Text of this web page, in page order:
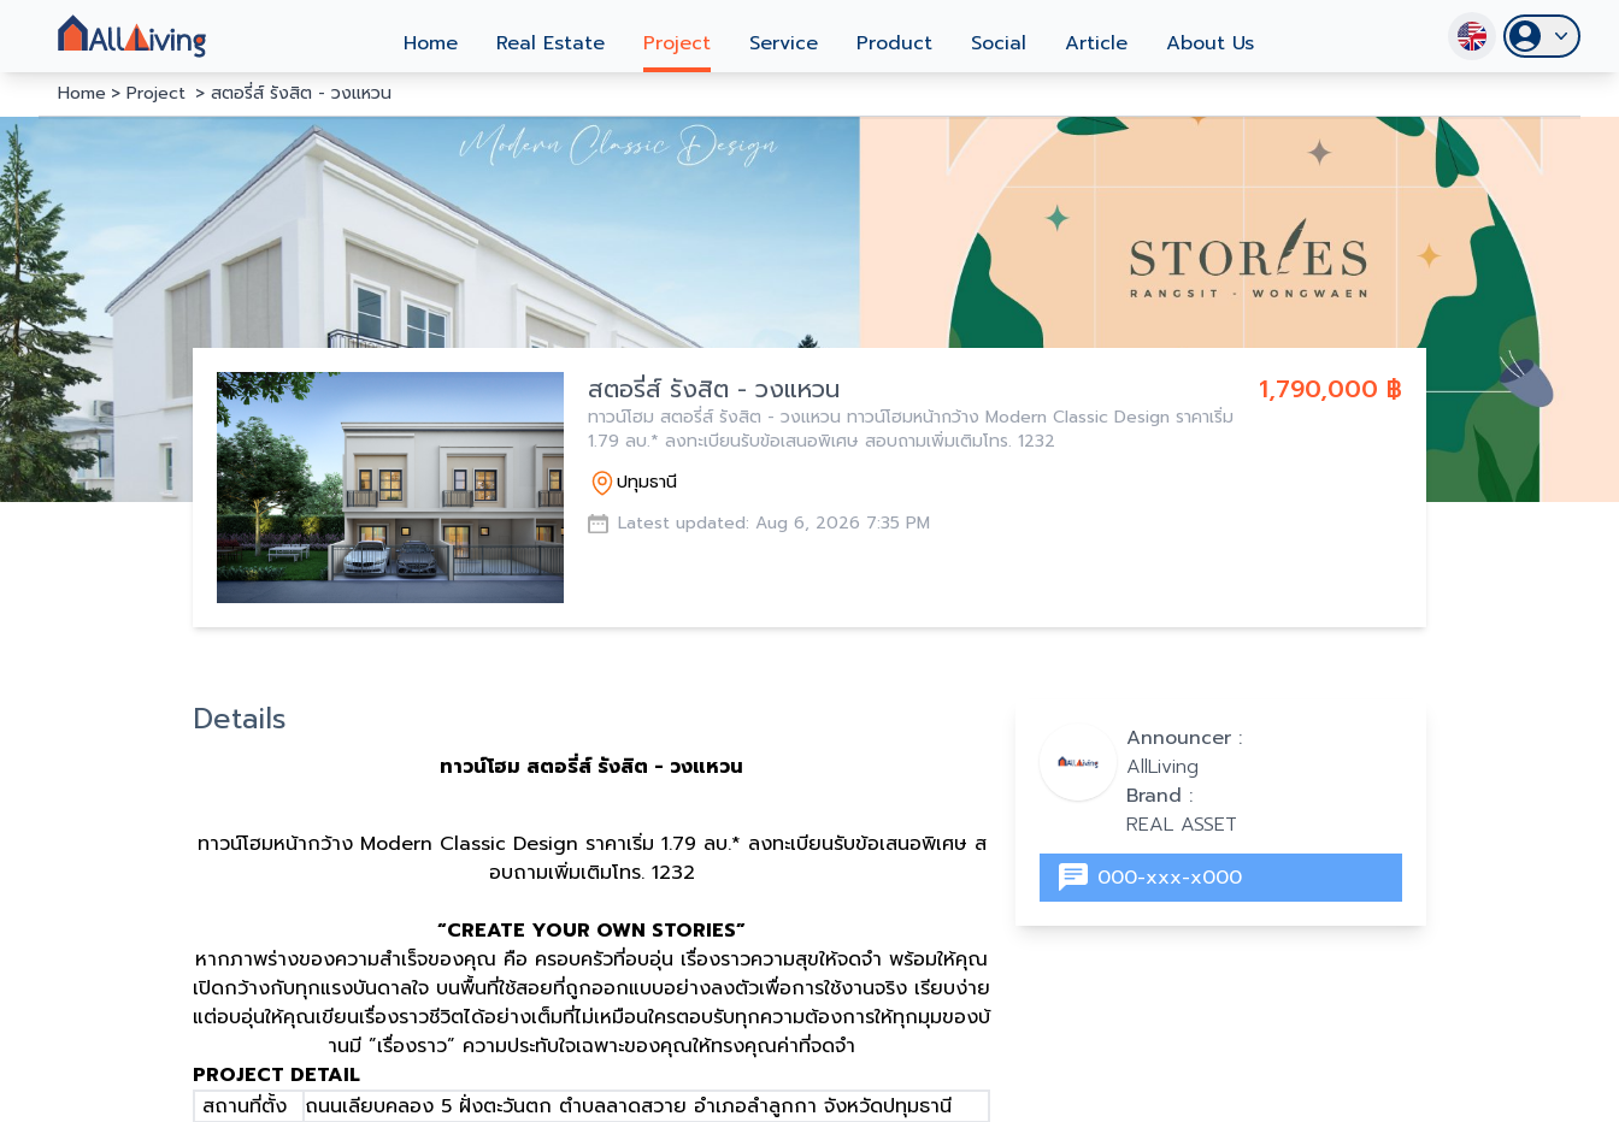
Home Real Estate Project Service Product Social Article About Us
Home Project สตอรี่ส์ รังสิต - วงแหวน
1,790,000 ฿
สตอรี่ส์ รังสิต - วงแหวน
ทาวน์โฮม สตอรี่ส์ รังสิต - วงแหวน ทาวน์โฮมหน้ากว้าง Modern Classic Design ราคาเริ่ม
1.79 ลบ.* ลงทะเบียนรับข้อเสนอพิเศษ สอบถามเพิ่มเติมโทร. 1232
ปทุมธานี
Latest updated: Aug 6, 2026 7:35 PM
Details
ทาวน์โฮม สตอรี่ส์ รังสิต - วงแหวน
ทาวน์โฮมหน้ากว้าง Modern Classic Design ราคาเริ่ม 1.79 ลบ.* ลงทะเบียนรับข้อเสนอพิเศษ ส
อบถามเพิ่มเติมโทร. 1232
“CREATE YOUR OWN STORIES”
หากภาพร่างของความสำเร็จของคุณ คือ ครอบครัวที่อบอุ่น เรื่องราวความสุขให้จดจำ พร้อมให้คุณ
เปิดกว้างกับทุกแรงบันดาลใจ บนพื้นที่ใช้สอยที่ถูกออกแบบอย่างลงตัวเพื่อการใช้งานจริง เรียบง่าย
แต่อบอุ่นให้คุณเขียนเรื่องราวชีวิตได้อย่างเต็มที่ไม่เหมือนใครตอบรับทุกความต้องการให้ทุกมุมของบ้
านมี ”เรื่องราว” ความประทับใจเฉพาะของคุณให้ทรงคุณค่าที่จดจำ
PROJECT DETAIL
สถานที่ตั้ง
ถนนเลียบคลอง 5 ฝั่งตะวันตก ตำบลลาดสวาย อำเภอลำลูกกา จังหวัดปทุมธานี
Announcer :
AllLiving
Brand :
REAL ASSET
000-xxx-x000